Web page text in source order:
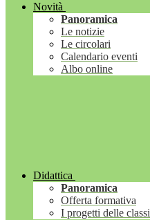
Novità
Panoramica
Le notizie
Le circolari
Calendario eventi
Albo online
Didattica
Panoramica
Offerta formativa
I progetti delle classi